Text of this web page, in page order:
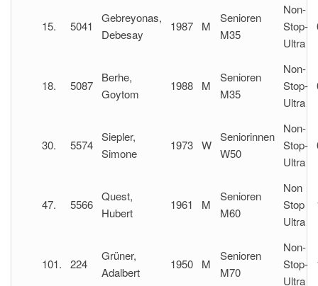
15. 5041
Gebreyonas,
Debesay
1987 M
Senioren
M35
Non-
Stop-
Ultra
18. 5087
Berhe,
Goytom
1988 M
Senioren
M35
Non-
Stop-
Ultra
30. 5574
Siepler,
Simone
1973 W
Seniorinnen
W50
Non-
Stop-
Ultra
47. 5566
Quest,
Hubert
1961 M
Senioren
M60
Non
Stop
Ultra
101. 224
Grüner,
Adalbert
1950 M
Senioren
M70
Non-
Stop-
Ultra